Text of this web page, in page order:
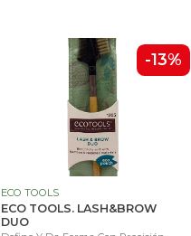
-13%
ECO TOOLS
ECO TOOLS. LASH&BROW
DUO